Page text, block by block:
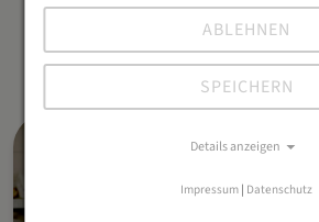
mit demABLEHNEN
SPEICHERN
Details anzeigen
Impressum | Datenschutz